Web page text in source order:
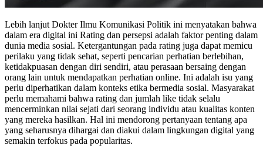
Lebih lanjut Dokter Ilmu Komunikasi Politik ini menyatakan bahwa
dalam era digital ini Rating dan persepsi adalah faktor penting dalam
dunia media sosial. Ketergantungan pada rating juga dapat memicu
perilaku yang tidak sehat, seperti pencarian perhatian berlebihan,
ketidakpuasan dengan diri sendiri, atau perasaan bersaing dengan
orang lain untuk mendapatkan perhatian online. Ini adalah isu yang
perlu diperhatikan dalam konteks etika bermedia sosial. Masyarakat
perlu memahami bahwa rating dan jumlah like tidak selalu
mencerminkan nilai sejati dari seorang individu atau kualitas konten
yang mereka hasilkan. Hal ini mendorong pertanyaan tentang apa
yang seharusnya dihargai dan diakui dalam lingkungan digital yang
semakin terfokus pada popularitas.